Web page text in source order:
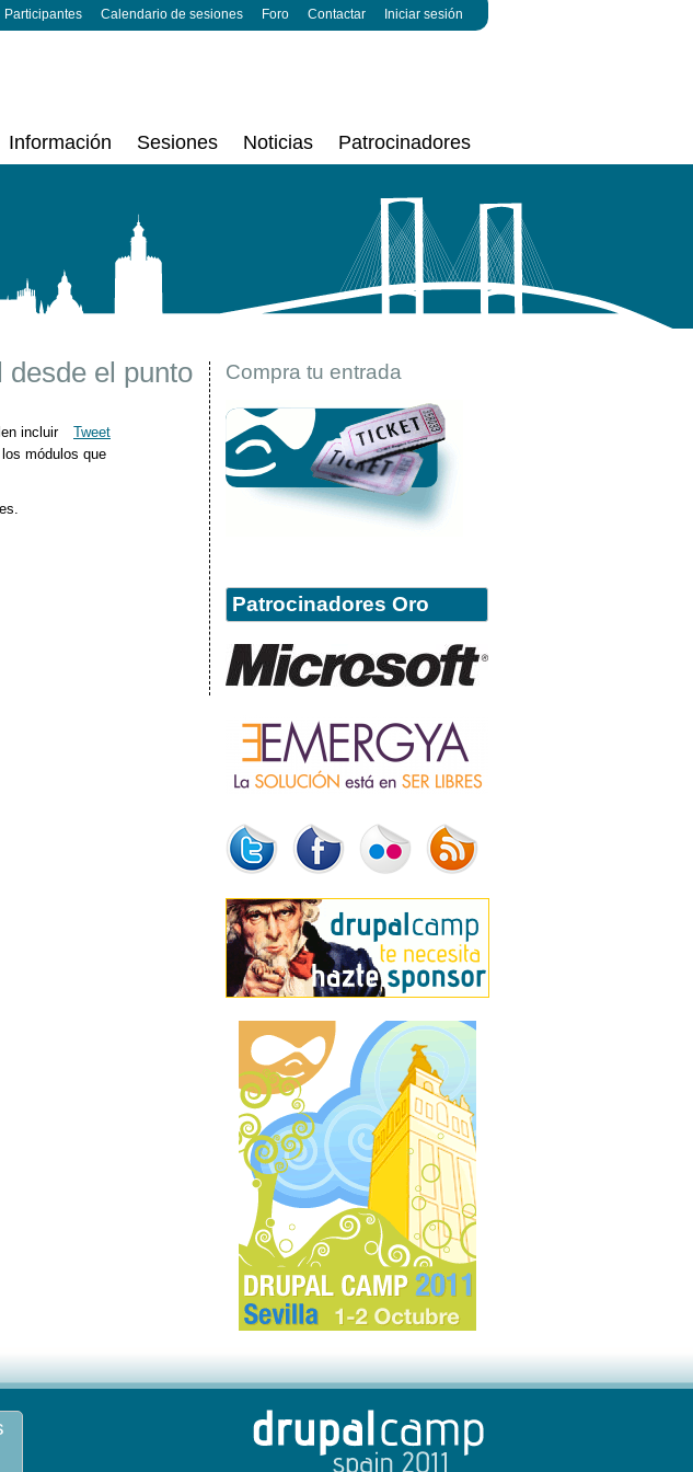
Participantes Calendario de sesiones Foro Contactar Iniciar sesión
Información Sesiones Noticias Patrocinadores
el punto
Tweet
incluir
módulos que
Compra tu entrada
Patrocinadores Oro